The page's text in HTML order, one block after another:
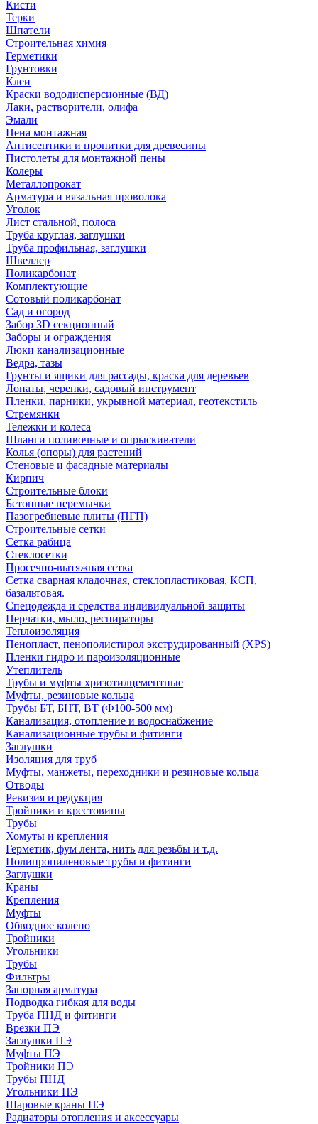
Кисти
Терки
Шпатели
Строительная химия
Герметики
Грунтовки
Клеи
Краски вододисперсионные (ВД)
Лаки, растворители, олифа
Эмали
Пена монтажная
Антисептики и пропитки для древесины
Пистолеты для монтажной пены
Колеры
Металлопрокат
Арматура и вязальная проволока
Уголок
Лист стальной, полоса
Труба круглая, заглушки
Труба профильная, заглушки
Швеллер
Поликарбонат
Комплектующие
Сотовый поликарбонат
Сад и огород
Забор 3D секционный
Заборы и ограждения
Люки канализационные
Ведра, тазы
Грунты и ящики для рассады, краска для деревьев
Лопаты, черенки, садовый инструмент
Пленки, парники, укрывной материал, геотекстиль
Стремянки
Тележки и колеса
Шланги поливочные и опрыскиватели
Колья (опоры) для растений
Стеновые и фасадные материалы
Кирпич
Строительные блоки
Бетонные перемычки
Пазогребневые плиты (ПГП)
Строительные сетки
Сетка рабица
Стеклосетки
Просечно-вытяжная сетка
Сетка сварная кладочная, стеклопластиковая, КСП,
базальтовая.
Спецодежда и средства индивидуальной защиты
Перчатки, мыло, респираторы
Теплоизоляция
Пенопласт, пенополистирол экструдированный (XPS)
Пленки гидро и пароизоляционные
Утеплитель
Трубы и муфты хризотилцементные
Муфты, резиновые кольца
Трубы БТ, БНТ, ВТ (Ф100-500 мм)
Канализация, отопление и водоснабжение
Канализационные трубы и фитинги
Заглушки
Изоляция для труб
Муфты, манжеты, переходники и резиновые кольца
Отводы
Ревизия и редукция
Тройники и крестовины
Трубы
Хомуты и крепления
Герметик, фум лента, нить для резьбы и т.д.
Полипропиленовые трубы и фитинги
Заглушки
Краны
Крепления
Муфты
Обводное колено
Тройники
Угольники
Трубы
Фильтры
Запорная арматура
Подводка гибкая для воды
Труба ПНД и фитинги
Врезки ПЭ
Заглушки ПЭ
Муфты ПЭ
Тройники ПЭ
Трубы ПНД
Угольники ПЭ
Шаровые краны ПЭ
Радиаторы отопления и аксессуары